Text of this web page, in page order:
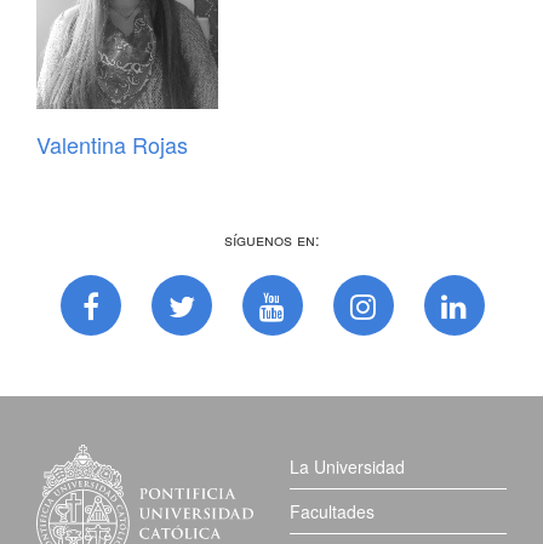
Valentina Rojas
Síguenos en:
La Universidad
Facultades